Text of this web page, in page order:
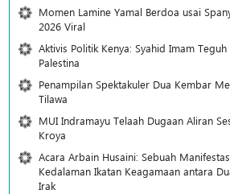
Momen Lamine Yamal Berdoa usai
2026 Viral
Aktivis Politik Kenya: Syahid Imam
Palestina
Penampilan Spektakuler Dua Kembar
Tilawa
MUI Indramayu Telaah Dugaan Aliran
Kroya
Acara Arbain Husaini: Sebuah
Kedalaman Ikatan Keagamaan antara
Irak